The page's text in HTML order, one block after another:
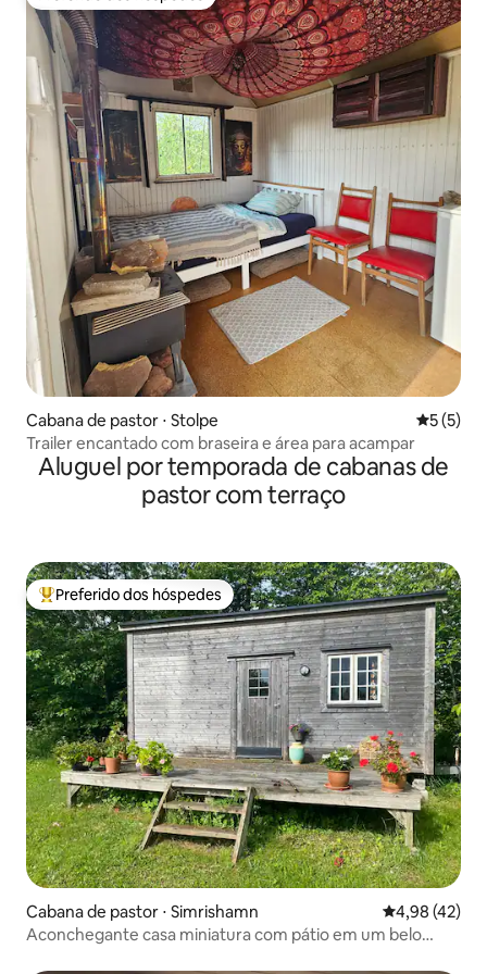
Cabana de pastor ⋅ Stolpe 5 de
5 (5)
Trailer encantado com braseira e área para acampar
Aluguel por temporada de cabanas de
pastor com terraço
Entre os melhores preferidos dos hóspedes
Preferido dos hóspedes
Cabana de pastor ⋅ Simrishamn 4,98 de uma
4,98 (42)
Aconchegante casa miniatura com pátio em um belo